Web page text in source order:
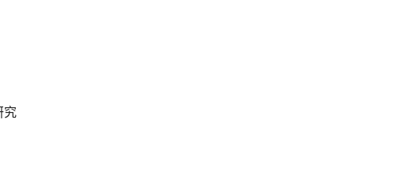
究